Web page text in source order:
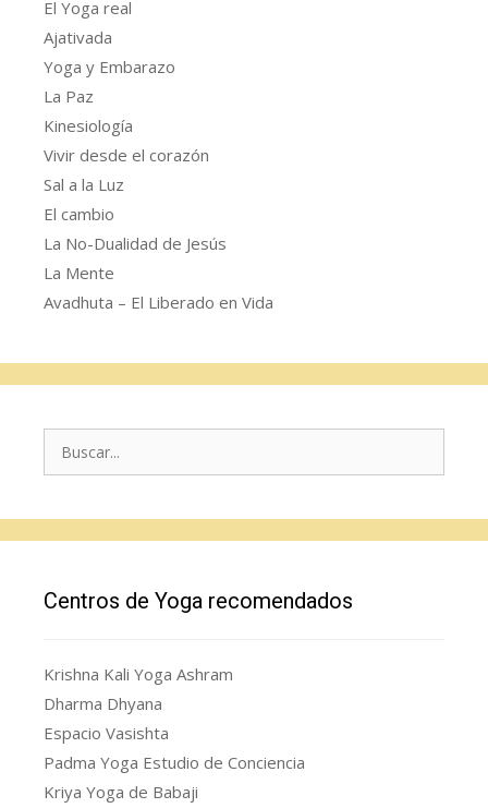
El Yoga real
Ajativada
Yoga y Embarazo
La Paz
Kinesiología
Vivir desde el corazón
Sal a la Luz
El cambio
La No-Dualidad de Jesús
La Mente
Avadhuta – El Liberado en Vida
Centros de Yoga recomendados
Krishna Kali Yoga Ashram
Dharma Dhyana
Espacio Vasishta
Padma Yoga Estudio de Conciencia
Kriya Yoga de Babaji